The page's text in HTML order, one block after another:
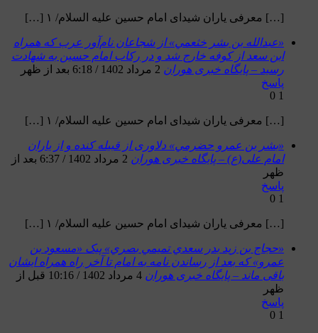
[…] معرفی یاران شیدای امام حسین علیه السلام/ ۱ […]
«عبدالله بن بشر خثعمي» از شجاعان نام‌آور عرب که همراه
ابن سعد از کوفه خارج شد و در رکاب امام حسین به شهادت
رسید – پایگاه خبری هوران 2 مرداد 1402 / 6:18 بعد از ظهر
پاسخ
1
0
[…] معرفی یاران شیدای امام حسین علیه السلام/ ۱ […]
«بشر بن عمرو حضرمي» دلاوری از قبیله کنده و از یاران
امام علی(ع) – پایگاه خبری هوران
2 مرداد 1402 / 6:37 بعد از
ظهر
پاسخ
1
0
[…] معرفی یاران شیدای امام حسین علیه السلام/ ۱ […]
«حجاج بن زيد بدر سعدي تميمي بصري» پیک «مسعود بن
عمرو» که بعد از رساندن نامه به امام تا آخر راه همراه ایشان
باقی ماند – پایگاه خبری هوران
4 مرداد 1402 / 10:16 قبل از
ظهر
پاسخ
1
0